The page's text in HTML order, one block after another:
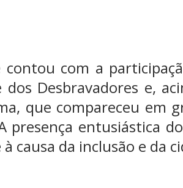
contou com a
dos Desbravadores e,
que compareceu em
presença entusiástica
causa da inclusão e da